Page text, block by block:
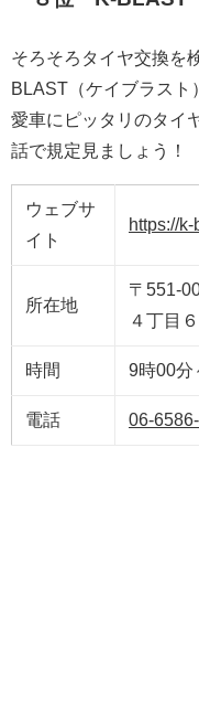
そろそろタイヤ交換を
BLAST（ケイブラスト
愛車にピッタリのタイ
話で規定見ましょう！
ウェブサ
イト
https://
所在地
〒551-
４丁目
時間 9時00
電話 06-